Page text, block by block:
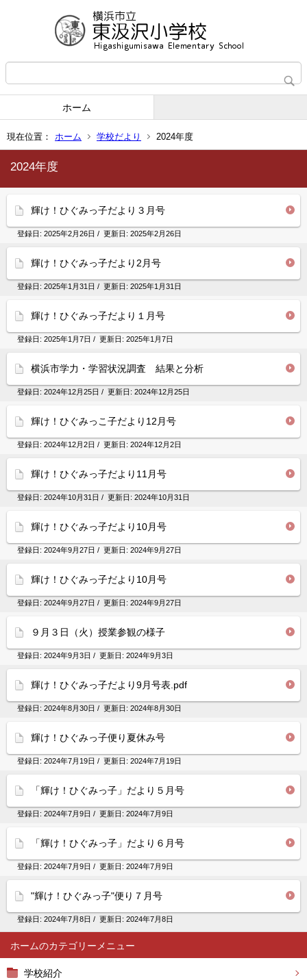
ホーム
現在位置： ホーム 学校だより 2024年度
ホーム
学校紹介
2024年度
輝け！ひぐみっ子だより３月号
登録日: 2025年2月26日 / 更新日: 2025年2月26日
輝け！ひぐみっ子だより2月号
登録日: 2025年1月31日 / 更新日: 2025年1月31日
輝け！ひぐみっ子だより１月号
登録日: 2025年1月7日 / 更新日: 2025年1月7日
横浜市学力・学習状況調査 結果と分析
登録日: 2024年12月25日 / 更新日: 2024年12月25日
輝け！ひぐみっこ子だより12月号
登録日: 2024年12月2日 / 更新日: 2024年12月2日
輝け！ひぐみっ子だより11月号
登録日: 2024年10月31日 / 更新日: 2024年10月31日
輝け！ひぐみっ子だより10月号
登録日: 2024年9月27日 / 更新日: 2024年9月27日
輝け！ひぐみっ子だより10月号
登録日: 2024年9月27日 / 更新日: 2024年9月27日
９月３日（火）授業参観の様子
登録日: 2024年9月3日 / 更新日: 2024年9月3日
輝け！ひぐみっ子だより9月号表.pdf
登録日: 2024年8月30日 / 更新日: 2024年8月30日
輝け！ひぐみっ子便り夏休み号
登録日: 2024年7月19日 / 更新日: 2024年7月19日
「輝け！ひぐみっ子」だより５月号
登録日: 2024年7月9日 / 更新日: 2024年7月9日
「輝け！ひぐみっ子」だより６月号
登録日: 2024年7月9日 / 更新日: 2024年7月9日
"輝け！ひぐみっ子"便り７月号
登録日: 2024年7月8日 / 更新日: 2024年7月8日